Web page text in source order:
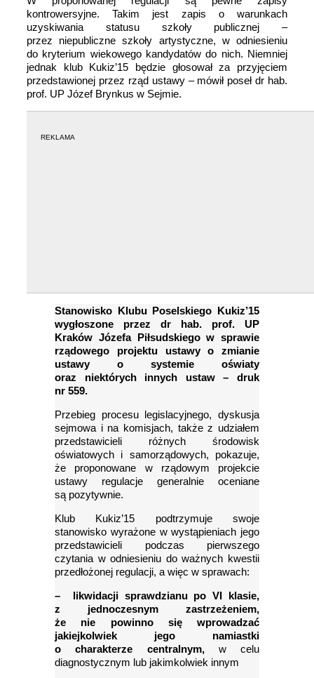
kontrowersyjne. Takim jest zapis o warunkach
uzyskiwania statusu szkoły publicznej –
przez niepubliczne szkoły artystyczne, w odniesieniu
do kryterium wiekowego kandydatów do nich. Niemniej
jednak klub Kukiz’15 będzie głosował za przyjęciem
przedstawionej przez rząd ustawy – mówił poseł dr hab.
prof. UP Józef Brynkus w Sejmie.
REKLAMA
Stanowisko Klubu Poselskiego Kukiz’15
wygłoszone przez dr hab. prof. UP
Kraków Józefa Piłsudskiego w sprawie
rządowego projektu ustawy o zmianie
ustawy o systemie oświaty
oraz niektórych innych ustaw – druk
nr 559.
Przebieg procesu legislacyjnego, dyskusja
sejmowa i na komisjach, także z udziałem
przedstawicieli różnych środowisk
oświatowych i samorządowych, pokazuje,
że proponowane w rządowym projekcie
ustawy regulacje generalnie oceniane
są pozytywnie.
Klub Kukiz’15 podtrzymuje swoje
stanowisko wyrażone w wystąpieniach jego
przedstawicieli podczas pierwszego
czytania w odniesieniu do ważnych kwestii
przedłożonej regulacji, a więc w sprawach:
– likwidacji sprawdzianu po VI klasie,
z jednoczesnym zastrzeżeniem,
że nie powinno się wprowadzać
jakiejkolwiek jego namiastki
o charakterze centralnym, w celu
diagnostycznym lub jakimkolwiek innym